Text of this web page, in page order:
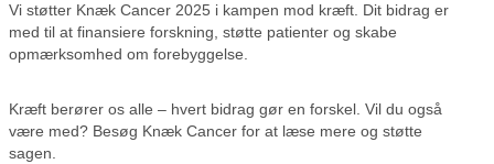
Vi støtter Knæk Cancer 2025 i kampen mod kræft. Dit bidrag er
med til at finansiere forskning, støtte patienter og skabe
opmærksomhed om forebyggelse.
Kræft berører os alle – hvert bidrag gør en forskel. Vil du også
være med? Besøg Knæk Cancer for at læse mere og støtte
sagen.